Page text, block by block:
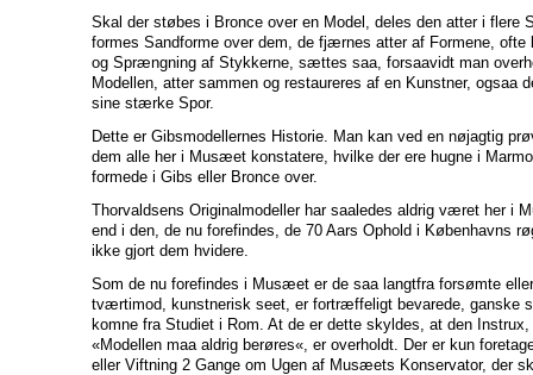
Skal der støbes i Bronce over en Model, deles den atter i flere
formes Sandforme over dem, de fjærnes atter af Formene, ofte
og Sprængning af Stykkerne, sættes saa, forsaavidt man
Modellen, atter sammen og restaureres af en Kunstner, ogsaa
sine stærke Spor.
Dette er Gibsmodellernes Historie. Man kan ved en nøjagtig
dem alle her i Musæet konstatere, hvilke der ere hugne i
formede i Gibs eller Bronce over.
Thorvaldsens Originalmodeller har saaledes aldrig været her i
end i den, de nu forefindes, de 70 Aars Ophold i Københavns
ikke gjort dem hvidere.
Som de nu forefindes i Musæet er de saa langtfra forsømte
tværtimod, kunstnerisk seet, er fortræffeligt bevarede, ganske
komne fra Studiet i Rom. At de er dette skyldes, at den
«Modellen maa aldrig berøres«, er overholdt. Der er kun
eller Viftning 2 Gange om Ugen af Musæets Konservator, der